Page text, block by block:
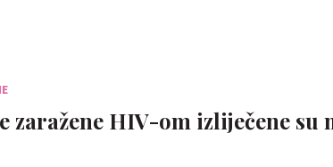
zaražene HIV-om izliječene su